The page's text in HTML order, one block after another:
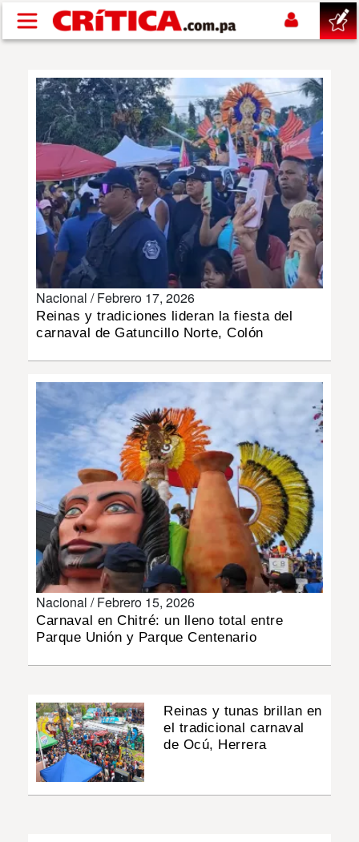
Pasar al contenido principal
SUCESOS
POLÍTICA
DEPORTES
INSÓLITAS
MULTIMEDIA
IMPRESO
Nacional /Febrero 17, 2026
Reinas y tradiciones lideran la fiesta del
carnaval de Gatuncillo Norte, Colón
Nacional /Febrero 15, 2026
Carnaval en Chitré: un lleno total entre
Parque Unión y Parque Centenario
Reinas y tunas brillan en
el tradicional carnaval
de Ocú, Herrera